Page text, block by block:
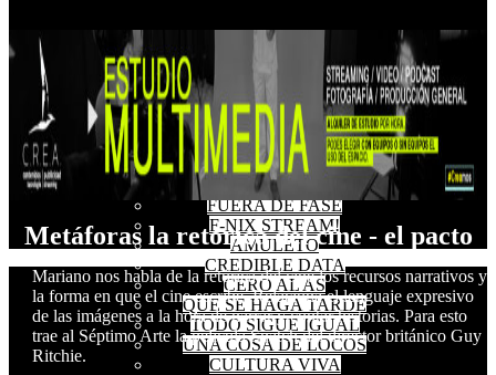
FUERA DE FASE
F-NIX STREAM!
AMULETO
CREDIBLE DATA
CERO AL AS
QUE SE HAGA TARDE
TODO SIGUE IGUAL
UNA COSA DE LOCOS
CULTURA VIVA
Metáforas la retórica del cine - el pacto
Mariano nos habla de la retórica del cine los recursos narrativos y
la forma en que el cine escribe. Relaciona el lenguaje expresivo
de las imágenes a la hora de narrar y contar historias. Para esto
trae al Séptimo Arte la película Snatch del director británico Guy
Ritchie.